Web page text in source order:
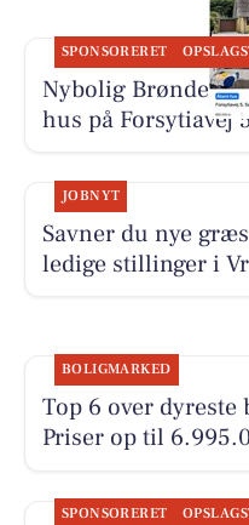
SPONSORERET
Nybolig
hus på Forsytiavej
JOBNYT
Savner du nye
ledige stillinger i
BOLIGMARKED
Top 6 over
Priser op til
SPONSORERET